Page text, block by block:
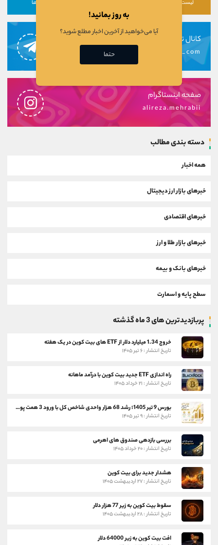
لیست رمزارزها دوره ها
کانال تلگرام
alirezamehrabi_com
صفحه اینستاگرام
alireza.mehrabii
دسته بندی مطالب
همه اخبار
خبرهای بازار ارز دیجیتال
خبرهای اقتصادی
خبرهای بازار طلا و ارز
خبرهای بانک و بیمه
سطح پایه و اسمارت
پربازدیدترین های 3 ماه گذشته
خروج 1.34 میلیارد دلار از ETF های بیت کوین در یک هفته
تاریخ انتشار : ۶ تیر ۱۴۰۵
راه اندازی ETF جدید بیت کوین با درآمد ماهانه
تاریخ انتشار : ۲۱ خرداد ۱۴۰۵
بورس 9 تیر 1405؛ رشد 68 هزار واحدی شاخص کل با ورود 3 همت پول حقیقی
تاریخ انتشار : ۹ تیر ۱۴۰۵
بررسی بازدهی صندوق های اهرمی
تاریخ انتشار : ۲۰ خرداد ۱۴۰۵
هشدار جدید برای بیت کوین
تاریخ انتشار : ۲۷ اردیبهشت ۱۴۰۵
سقوط بیت کوین به زیر 77 هزار دلار
تاریخ انتشار : ۲۸ اردیبهشت ۱۴۰۵
افت بیت کوین به زیر 64000 دلار
به روز بمانید!
آیا می‌خواهید از آخرین اخبار مطلع شوید؟
حتما